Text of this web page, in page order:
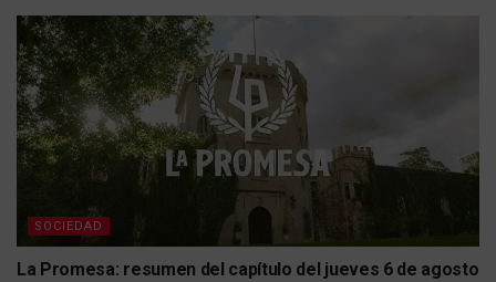
SOCIEDAD
La Promesa: resumen del capítulo del jueves 6 de agosto